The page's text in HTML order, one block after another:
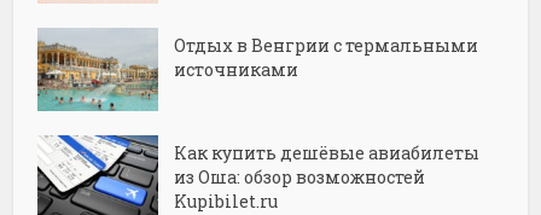
Отдых в Венгрии с термальными
источниками
Как купить дешёвые авиабилеты
из Оша: обзор возможностей
Kupibilet.ru